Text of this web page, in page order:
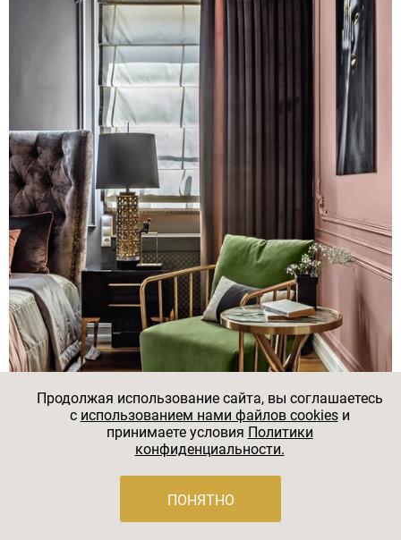
14. Яркий интерьер спальни
Продолжая использование сайта, вы соглашаетесь
c использованием нами файлов cookiesи
принимаете условия Политики
конфиденциальности.
ПОНЯТНО